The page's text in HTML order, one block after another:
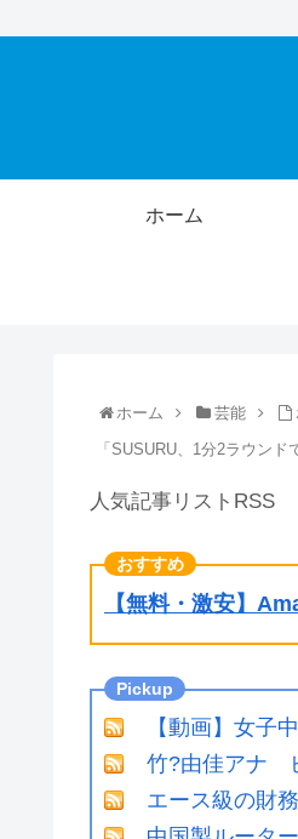
ホーム
ホーム 芸能
「SUSURU、1分2ラウンド
人気記事リストRSS
【無料・激安】
【動画】女子
竹?由佳アナ
エース級の財